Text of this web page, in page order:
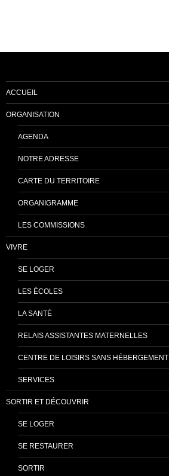
ACCUEIL
ORGANISATION
AGENDA
NOTRE ADRESSE
CARTE DU TERRITOIRE
ORGANIGRAMME
LES COMMISSIONS
VIVRE
SE LOGER
LES ÉCOLES
LA SANTÉ
RELAIS ASSISTANTES MATERNELLES
CENTRE DE LOISIRS SANS HÉBERGEMENT
SERVICES
SORTIR ET DÉCOUVRIR
SE LOGER
SE RESTAURER
SORTIR